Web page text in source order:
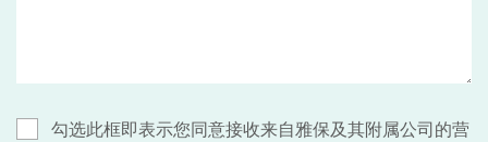
勾选此框即表示您同意接收来自雅保及其附属公司的营